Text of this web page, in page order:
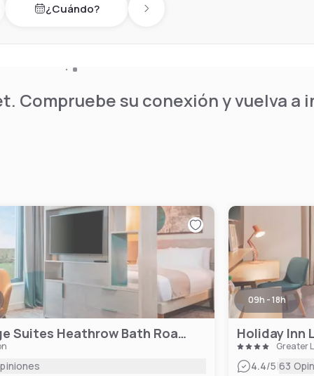
day¿Cuándo? Next day
Compruebe su conexión y vuelva a
Staybridge Suites Heathrow Bath Road, an IHG Hotel
09h - 18h
Greater
4.4/5|63